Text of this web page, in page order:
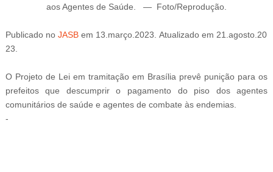
aos Agentes de Saúde.
— Foto/Reprodução.
Publicado no JASBem 13 .março.2023. Atualizado em 21 .agosto.20
23.
O Projeto de Lei em tramitação em Brasília prevê punição para os
prefeitos que descumprir o pagamento do piso dos agentes
comunitários de saúde e agentes de combate às endemias.
-